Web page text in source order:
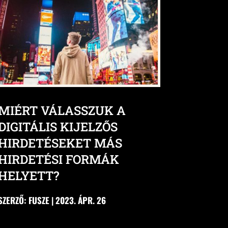
VÁLASSZUK A
KIJELZŐS
MÁS
FORMÁK
FUSZE|2023. ÁPR. 26